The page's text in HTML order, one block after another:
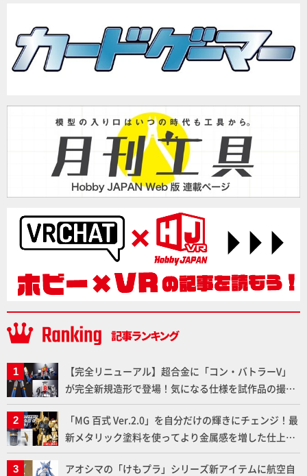
【完全リニューアル】超合金に「コン・バトラーV」
が完全新規造形で登場！気になる仕様を試作品の撮り
下ろしでご紹介!!さらに「大鉄人17」＆「ワンエイ
ト」セット情報もお届け！【超合金の魂】
「MG 百式 Ver.2.0」を自分だけの輝きにチェンジ！最
新メタリック塗料を使ってより金属感を増した仕上が
りに!!【試し読み】
アオシマの「けもプラ」シリーズ新アイテムに航空自